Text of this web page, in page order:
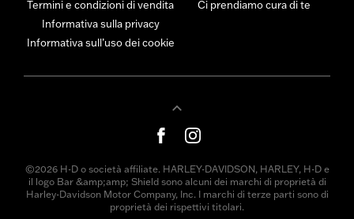
Termini e condizioni di vendita
Informativa sulla privacy
Informativa sull’uso dei cookie
Ci prendiamo cura di te
©2026 H-D o società affiliate. HARLEY-DAVIDSON, HARLEY, H-D e
il logo Bar &amp;amp; Shield sono alcuni dei marchi di proprietà di
Harley-Davidson Motor Company, Inc. I marchi di terze parti sono di
proprietà dei rispettivi titolari.